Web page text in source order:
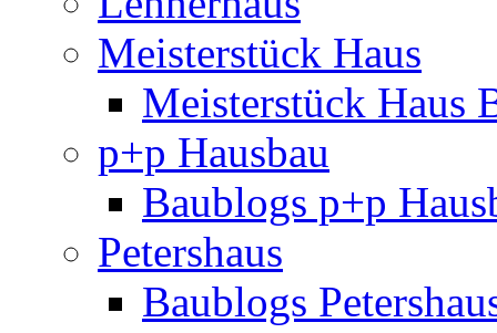
Meisterstück Haus
Meisterstück Haus
p+p Hausbau
Baublogs p+p
Petershaus
Baublogs